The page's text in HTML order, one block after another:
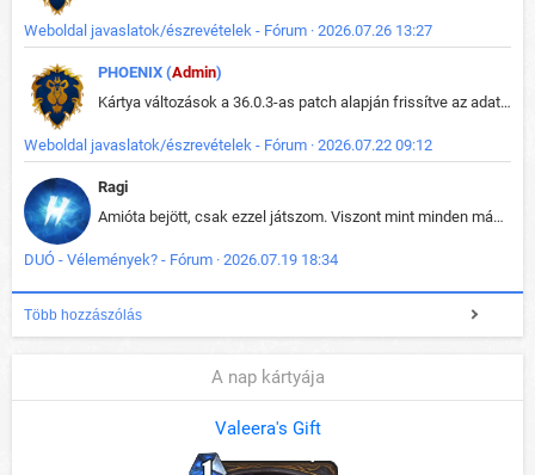
Weboldal javaslatok/észrevételek - Fórum · 2026.07.26 13:27
PHOENIX (Admin)
Kártya változások a 36.0.3-as patch alapján frissítve az adatbázisban (képek is cserélve).
Weboldal javaslatok/észrevételek - Fórum · 2026.07.22 09:12
Ragi
Amióta bejött, csak ezzel játszom. Viszont mint minden más - akár az alapjáték is, ez is baromira összetett lett. Néha már pár kör után is esélytelen az egész. Vagy irreállisan túltápol valaki, vagy lelép a partner, vagy csak hülye mint a segg. És amikor eljönne az én időm, na akkor jön el mindenki másé is. Engem jobban érdekelne, hogy ki milyen ratingen szokott játszani. Na ez lenne egy érdekes adat.
DUÓ - Vélemények? - Fórum · 2026.07.19 18:34
Több hozzászólás
A nap kártyája
Valeera's Gift